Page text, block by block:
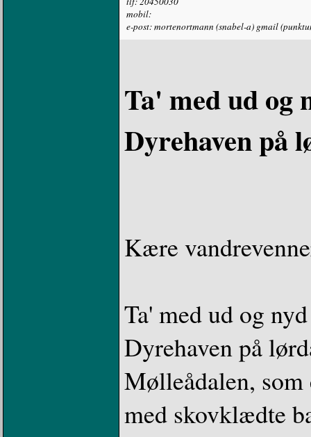
mobil:
e-post: mortenortmann (snabel-a) gmail
Ta' med ud og
Dyrehaven på
Kære
Ta' med ud og
Dyrehaven på
Mølleådalen, som
med skovklædte